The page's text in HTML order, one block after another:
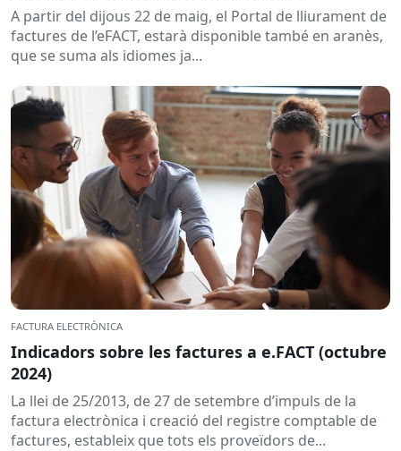
A partir del dijous 22 de maig, el Portal de lliurament de
factures de l’eFACT, estarà disponible també en aranès,
que se suma als idiomes ja...
FACTURA ELECTRÒNICA
Indicadors sobre les factures a e.FACT (octubre
2024)
La llei de 25/2013, de 27 de setembre d’impuls de la
factura electrònica i creació del registre comptable de
factures, estableix que tots els proveïdors de...